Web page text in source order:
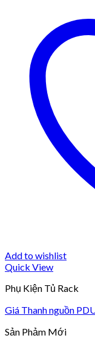
Add to wishlist
Quick View
Phụ Kiện Tủ Rack
Giá Thanh nguồn
Sản Phảm Mới